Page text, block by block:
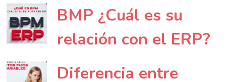
BMP ¿Cuál es su
relación con el ERP?
Diferencia entre